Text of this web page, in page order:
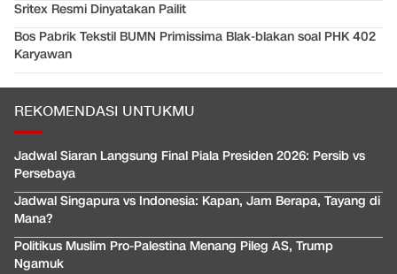
Sritex Resmi Dinyatakan Pailit
Bos Pabrik Tekstil BUMN Primissima Blak-blakan soal PHK 402
Karyawan
REKOMENDASI UNTUKMU
Jadwal Siaran Langsung Final Piala Presiden 2026: Persib vs
Persebaya
Jadwal Singapura vs Indonesia: Kapan, Jam Berapa, Tayang di
Mana?
Politikus Muslim Pro-Palestina Menang Pileg AS, Trump
Ngamuk